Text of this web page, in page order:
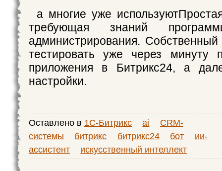
а многие уже
требующая знаний
администрирования.
тестировать уже через минуту
приложения в Битрикс24, а
настройки.
Оставлено в 1С-Битрикс ai
CRM-
системы
битрикс битрикс24 бот
ии-
ассистент
искусственный интеллект